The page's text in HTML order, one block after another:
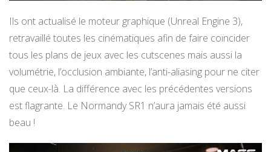
Ils ont actualisé le moteur graphique (Unreal Engine 3),
retravaillé toutes les cinématiques afin de faire coïncider
tous les plans de jeux avec les cutscenes mais aussi la
volumétrie, l’occlusion ambiante, l’anti-aliasing pour ne citer
que ceux-là. La différence avec les précédentes versions
est flagrante. Le Normandy SR1 n’aura jamais été aussi
beau !